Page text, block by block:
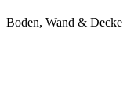
Boden, Wand & Decke